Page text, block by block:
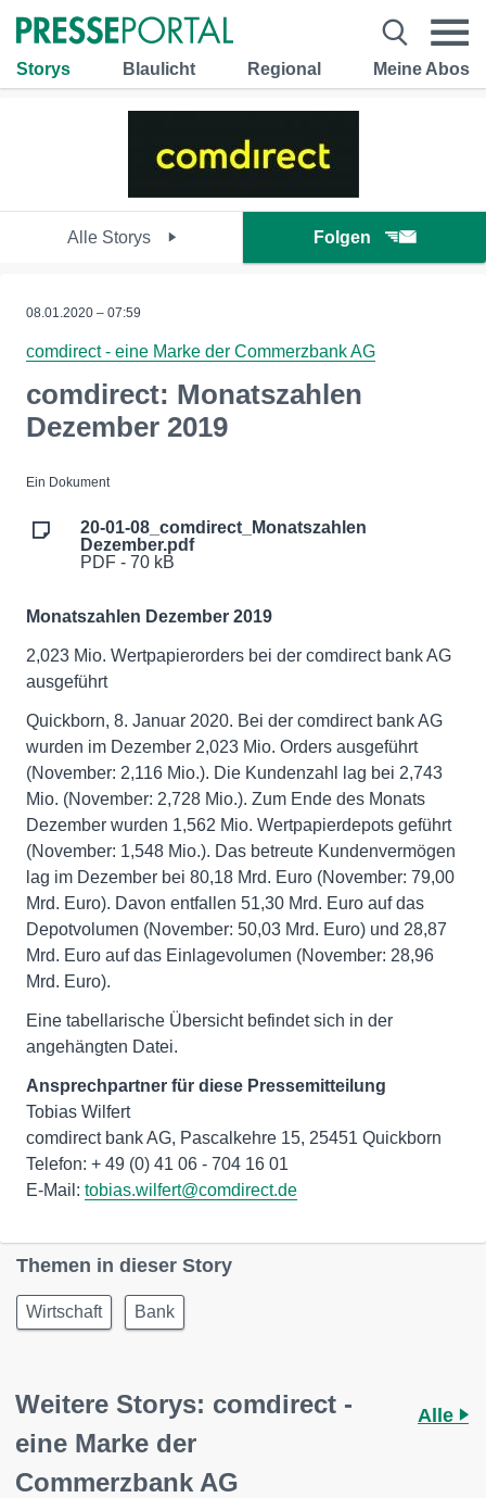
Storys Blaulicht Regional Meine Abos
Alle Storys Folgen
08.01.2020 – 07:59
comdirect - eine Marke der Commerzbank AG
comdirect: Monatszahlen
Dezember 2019
Ein Dokument
20-01-08_comdirect_Monatszahlen
Dezember.pdf
PDF - 70 kB
Monatszahlen Dezember 2019
2,023 Mio. Wertpapierorders bei der comdirect bank AG
ausgeführt
Quickborn, 8. Januar 2020. Bei der comdirect bank AG
wurden im Dezember 2,023 Mio. Orders ausgeführt
(November: 2,116 Mio.). Die Kundenzahl lag bei 2,743
Mio. (November: 2,728 Mio.). Zum Ende des Monats
Dezember wurden 1,562 Mio. Wertpapierdepots geführt
(November: 1,548 Mio.). Das betreute Kundenvermögen
lag im Dezember bei 80,18 Mrd. Euro (November: 79,00
Mrd. Euro). Davon entfallen 51,30 Mrd. Euro auf das
Depotvolumen (November: 50,03 Mrd. Euro) und 28,87
Mrd. Euro auf das Einlagevolumen (November: 28,96
Mrd. Euro).
Eine tabellarische Übersicht befindet sich in der
angehängten Datei.
Ansprechpartner für diese Pressemitteilung
Tobias Wilfert
comdirect bank AG, Pascalkehre 15, 25451 Quickborn
Telefon: + 49 (0) 41 06 - 704 16 01
E-Mail: tobias.wilfert@comdirect.de
Themen in dieser Story
Wirtschaft Bank
Weitere Storys: comdirect -
eine Marke der
Commerzbank AG
Alle